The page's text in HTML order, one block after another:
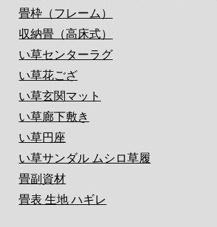
畳枠（フレーム）
収納畳（高床式）
い草センターラグ
い草花ござ
い草玄関マット
い草廊下敷き
い草円座
い草サンダル ムシロ草履
畳副資材
畳表 生地 ハギレ